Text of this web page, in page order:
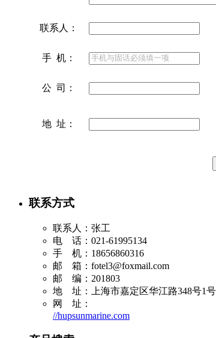
联系人：
手 机：
公 司：
地 址：
联系方式
联系人：张工
电 话：021-61995134
手 机：18656860316
邮 箱： fotel3@foxmail.com
邮 编：201803
地 址：上海市嘉定区华江路348号1号
网 址：
//hupsunmarine.com